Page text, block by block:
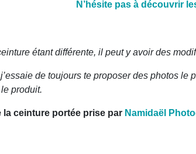
N’hésite pas à découvrir
étant différente, il peut y avoir des
de toujours te proposer des photos
le produit.
la ceinture portée prise par Namidaël